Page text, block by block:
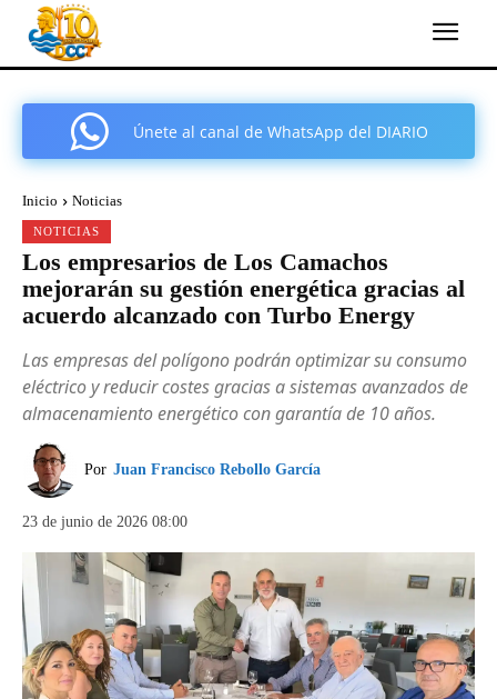
Únete al canal de WhatsApp del DIARIO
Inicio Noticias
NOTICIAS
Los empresarios de Los Camachos
mejorarán su gestión energética gracias al
acuerdo alcanzado con Turbo Energy
Las empresas del polígono podrán optimizar su consumo
eléctrico y reducir costes gracias a sistemas avanzados de
almacenamiento energético con garantía de 10 años.
Por Juan Francisco Rebollo García
23 de junio de 2026 08:00